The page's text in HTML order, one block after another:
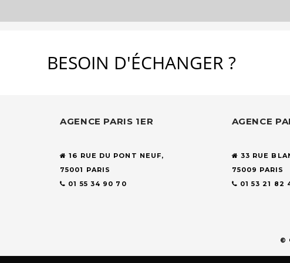
BESOIN D'ÉCHANGER ?
AGENCE PARIS 1ER
16 RUE DU PONT NEUF,
75001 PARIS
01 55 34 90 70
AGENCE
33 RUE
75009 PARIS
01 53 21 82
©